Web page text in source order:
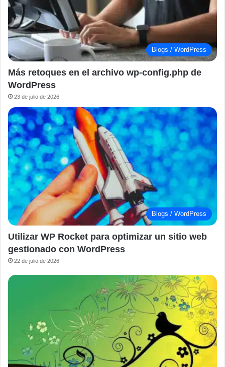
Blogs / WordPress
Más retoques en el archivo wp-config.php de
WordPress
23 de julio de 2026
Blogs / WordPress
Utilizar WP Rocket para optimizar un sitio web
gestionado con WordPress
22 de julio de 2026